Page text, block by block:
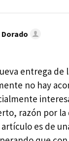
entrega de
no hay
razón por
es de